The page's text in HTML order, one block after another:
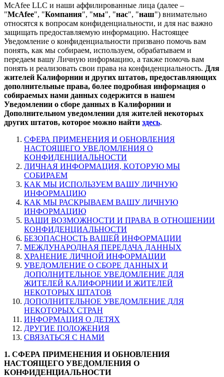
McAfee LLC и наши аффилированные лица (далее –
"McAfee", "Компания", "мы", "нас", "наш") внимательно
относятся к вопросам конфиденциальности, и для нас важно
защищать предоставляемую информацию. Настоящее
Уведомление о конфиденциальности призвано помочь вам
понять, как мы собираем, используем, обрабатываем и
передаем вашу Личную информацию, а также помочь вам
понять и реализовать свои права на конфиденциальность. Для
жителей Калифорнии и других штатов, предоставляющих
дополнительные права, более подробная информация о
собираемых нами данных содержится в нашем
Уведомлении о сборе данных в Калифорнии и
Дополнительном уведомлении для жителей некоторых
других штатов, которое можно найти здесь.
СФЕРА ПРИМЕНЕНИЯ И ОБНОВЛЕНИЯ
НАСТОЯЩЕГО УВЕДОМЛЕНИЯ О
КОНФИДЕНЦИАЛЬНОСТИ
ЛИЧНАЯ ИНФОРМАЦИЯ, КОТОРУЮ МЫ
СОБИРАЕМ
КАК МЫ ИСПОЛЬЗУЕМ ВАШУ ЛИЧНУЮ
ИНФОРМАЦИЮ
КАК МЫ РАСКРЫВАЕМ ВАШУ ЛИЧНУЮ
ИНФОРМАЦИЮ
ВАШИ ВОЗМОЖНОСТИ И ПРАВА В ОТНОШЕНИИ
КОНФИДЕНЦИАЛЬНОСТИ
БЕЗОПАСНОСТЬ ВАШЕЙ ИНФОРМАЦИИ
МЕЖДУНАРОДНАЯ ПЕРЕДАЧА ДАННЫХ
ХРАНЕНИЕ ЛИЧНОЙ ИНФОРМАЦИИ
УВЕДОМЛЕНИЕ О СБОРЕ ДАННЫХ И
ДОПОЛНИТЕЛЬНОЕ УВЕДОМЛЕНИЕ ДЛЯ
ЖИТЕЛЕЙ КАЛИФОРНИИ И ЖИТЕЛЕЙ
НЕКОТОРЫХ ШТАТОВ
ДОПОЛНИТЕЛЬНОЕ УВЕДОМЛЕНИЕ ДЛЯ
НЕКОТОРЫХ СТРАН
ИНФОРМАЦИЯ О ДЕТЯХ
ДРУГИЕ ПОЛОЖЕНИЯ
СВЯЗАТЬСЯ С НАМИ
1. СФЕРА ПРИМЕНЕНИЯ И ОБНОВЛЕНИЯ
НАСТОЯЩЕГО УВЕДОМЛЕНИЯ О
КОНФИДЕНЦИАЛЬНОСТИ